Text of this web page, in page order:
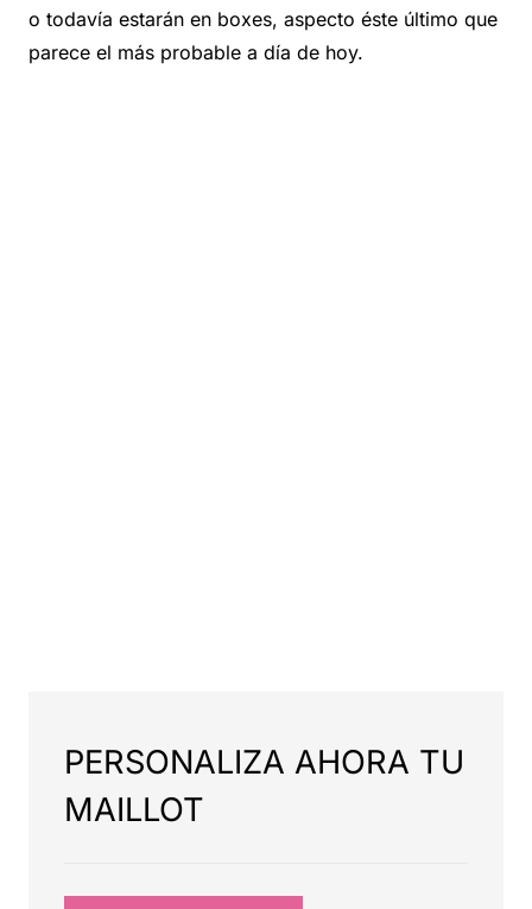
o todavía estarán en boxes, aspecto éste último que
parece el más probable a día de hoy.
PERSONALIZA AHORA TU
MAILLOT